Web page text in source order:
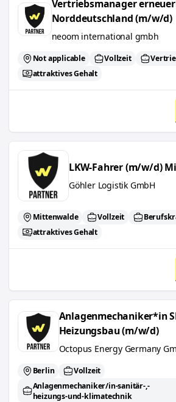
Vertriebsmanager
Norddeutschland (m/w/d)
neoom international gmbh
Not applicable Vollzeit
attraktives Gehalt
LKW-Fahrer (m/w/d) Mittenwalde
LKW-Fahrer (m/w/d)
Göhler Logistik GmbH
Mittenwalde Vollzeit
attraktives Gehalt
Anlagenmechaniker*in SHK im
Anlagenmechaniker*in
Heizungsbau (m/w/d)
Octopus Energy Germany
Berlin
Vollzeit
Anlagenmechaniker/in-sanitär-,-
heizungs-und-klimatechnik